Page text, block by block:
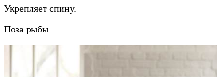
Укрепляет спину.
Поза рыбы